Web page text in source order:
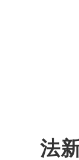
法